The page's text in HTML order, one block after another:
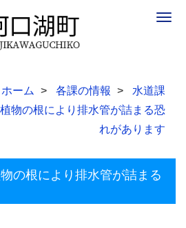
ホーム 各課の情報
水道課
植物の根により排水管が詰まる恐
れがあります
の根により排水管が詰まる